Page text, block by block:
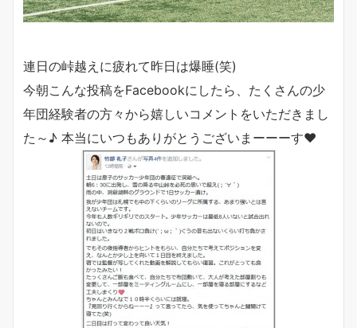
連日の峠越えに疲れて昨日は爆睡(笑)
今朝こんな投稿をFacebookにしたら、たくさんの少
年団経験者の方々から嬉しいコメントをいただきまし
た～♪ 本当にいつもありがとうございまーーーす❤